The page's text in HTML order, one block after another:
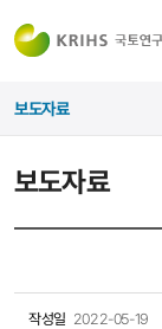
보도자료
보도자료
작성일 2022-05-19